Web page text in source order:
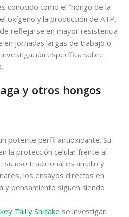
conocido como el “hongo de la
oxígeno y la producción de ATP.
reflejarse en mayor resistencia
en jornadas largas de trabajo o
específica sobre
y otros hongos
potente perfil antioxidante. Su
la protección celular frente al
su uso tradicional es amplio y
los ensayos directos en
y pensamiento siguen siendo
Tail y Shiitake se investigan